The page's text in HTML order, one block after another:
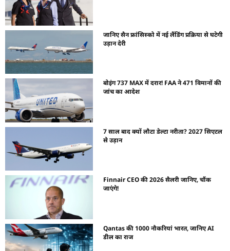
जानिए सैन फ्रांसिस्को में नई लैंडिंग प्रक्रिया से घटेगी
उड़ान देरी
बोइंग 737 MAX में दरार! FAA ने 471 विमानों की
जांच का आदेश
7 साल बाद क्यों लौटा डेल्टा नरीता? 2027 सिएटल
से उड़ान
Finnair CEO की 2026 सैलरी जानिए, चौंक
जाएंगे!
Qantas की 1000 नौकरियां भारत, जानिए AI
डील का राज